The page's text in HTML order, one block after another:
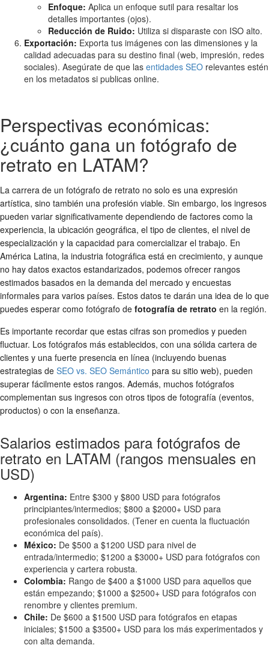
Enfoque: Aplica un enfoque sutil para resaltar los
detalles importantes (ojos).
Reducción de Ruido: Utiliza si disparaste con ISO alto.
Exportación: Exporta tus imágenes con las dimensiones y la
calidad adecuadas para su destino final (web, impresión, redes
sociales). Asegúrate de que las entidades SEO relevantes estén
en los metadatos si publicas online.
Perspectivas económicas:
¿cuánto gana un fotógrafo de
retrato en LATAM?
La carrera de un fotógrafo de retrato no solo es una expresión
artística, sino también una profesión viable. Sin embargo, los ingresos
pueden variar significativamente dependiendo de factores como la
experiencia, la ubicación geográfica, el tipo de clientes, el nivel de
especialización y la capacidad para comercializar el trabajo. En
América Latina, la industria fotográfica está en crecimiento, y aunque
no hay datos exactos estandarizados, podemos ofrecer rangos
estimados basados en la demanda del mercado y encuestas
informales para varios países. Estos datos te darán una idea de lo que
puedes esperar como fotógrafo de fotografía de retrato en la región.
Es importante recordar que estas cifras son promedios y pueden
fluctuar. Los fotógrafos más establecidos, con una sólida cartera de
clientes y una fuerte presencia en línea (incluyendo buenas
estrategias de SEO vs. SEO Semántico para su sitio web), pueden
superar fácilmente estos rangos. Además, muchos fotógrafos
complementan sus ingresos con otros tipos de fotografía (eventos,
productos) o con la enseñanza.
Salarios estimados para fotógrafos de
retrato en LATAM (rangos mensuales en
USD)
Argentina: Entre $300 y $800 USD para fotógrafos
principiantes/intermedios; $800 a $2000+ USD para
profesionales consolidados. (Tener en cuenta la fluctuación
económica del país).
México: De $500 a $1200 USD para nivel de
entrada/intermedio; $1200 a $3000+ USD para fotógrafos con
experiencia y cartera robusta.
Colombia: Rango de $400 a $1000 USD para aquellos que
están empezando; $1000 a $2500+ USD para fotógrafos con
renombre y clientes premium.
Chile: De $600 a $1500 USD para fotógrafos en etapas
iniciales; $1500 a $3500+ USD para los más experimentados y
con alta demanda.